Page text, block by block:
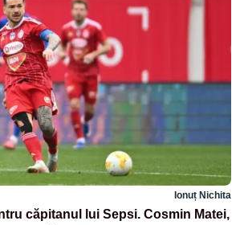
Ionuț Nichita
căpitanul lui Sepsi. Cosmin Matei,